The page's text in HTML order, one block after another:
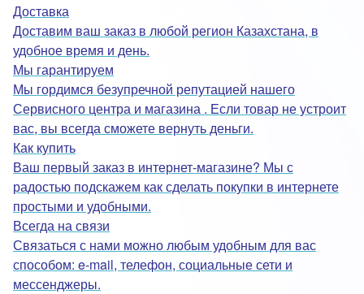
Доставка
Доставим ваш заказ в любой регион Казахстана, в
удобное время и день.
Мы гарантируем
Мы гордимся безупречной репутацией нашего
Сервисного центра и магазина . Если товар не устроит
вас, вы всегда сможете вернуть деньги.
Как купить
Ваш первый заказ в интернет-магазине? Мы с
радостью подскажем как сделать покупки в интернете
простыми и удобными.
Всегда на связи
Связаться с нами можно любым удобным для вас
способом: e-mail, телефон, социальные сети и
мессенджеры.